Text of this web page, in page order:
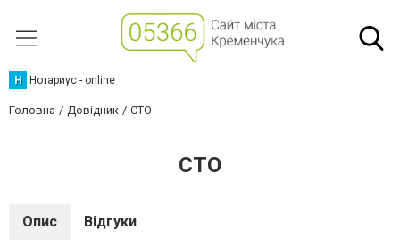
Н Нотариус - online
Головна Довідник СТО
СТО
Опис Відгуки